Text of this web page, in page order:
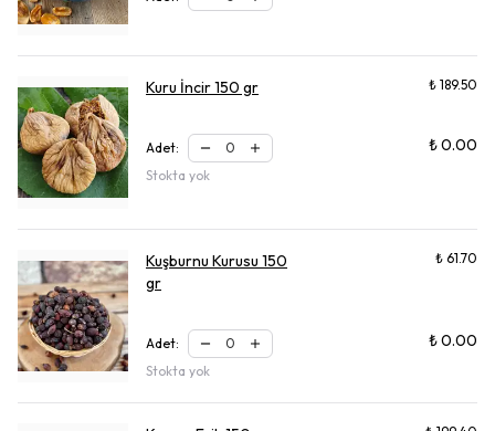
Kuru İncir 150 gr ₺ 189.50
Adet: ₺ 0.00
Stokta yok
Kuşburnu Kurusu 150
gr
₺ 61.70
Adet: ₺ 0.00
Stokta yok